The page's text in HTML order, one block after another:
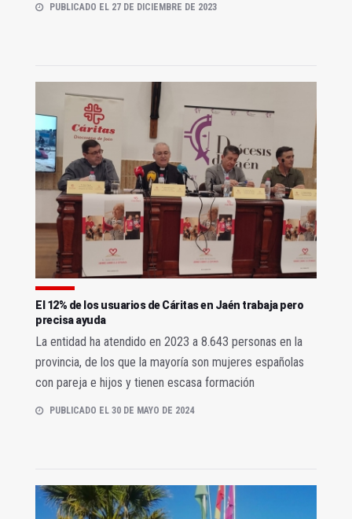
PUBLICADO EL 27 DE DICIEMBRE DE 2023
El 12% de los usuarios de Cáritas en Jaén trabaja pero
precisa ayuda
La entidad ha atendido en 2023 a 8.643 personas en la
provincia, de los que la mayoría son mujeres españolas
con pareja e hijos y tienen escasa formación
PUBLICADO EL 30 DE MAYO DE 2024